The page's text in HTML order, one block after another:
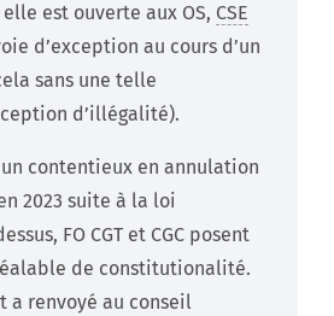
est ouverte aux OS, CSE
d’exception au cours d’un
sans une telle
d’illégalité).
contentieux en annulation
2023 suite à la loi
FO CGT et CGC posent
de constitutionalité.
a renvoyé au conseil